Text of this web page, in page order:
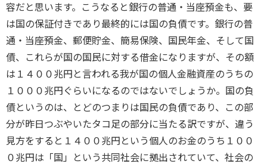
容だと思います。こうなると銀行の普通・当座預金も、要
は国の保証付きであり最終的には国の負債です。銀行の普
通・当座預金、郵便貯金、簡易保険、国民年金、そして国
債、これらが国の国民に対する借金になりますが、その額
は１４００兆円と言われる我が国の個人金融資産のうちの
１０００兆円ぐらいになるのではないでしょうか。国の負
債というのは、とどのつまりは国民の負債であり、この部
分が昨日つぶやいたタコ足の部分に当たる訳ですが、違う
見方をすると１４００兆円という個人のお金のうち１００
０兆円は「国」という共同社会に拠出されていて、社会の